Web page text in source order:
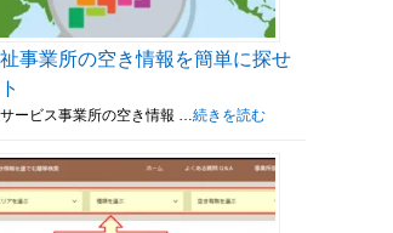
事業所の空き情報を簡単に探せ
ービス事業所の空き情報 … 続きを読む